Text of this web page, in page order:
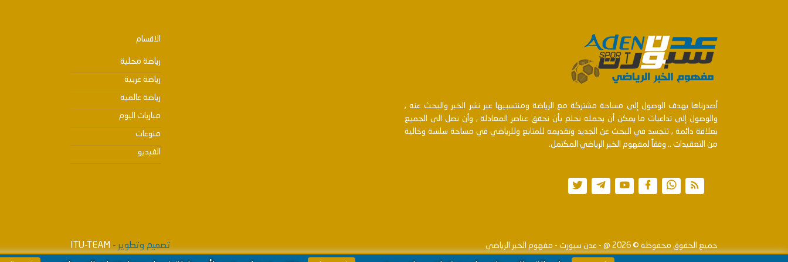
أصدرناها بهدف الوصول إلى مساحة مشتركة مع الرياضة ومنتسبيها عبر نشر الخبر والبحث عنه ,
والوصول إلى تداعيات ما يمكن أن يحمله نحلم بأن نحقق عناصر المعادلة , وأن نصل الى الجميع
بعلاقة دائمة , تتجسد في البحث عن الجديد وتقديمه للمتابع وللرياضي في مساحة سلسة وخالية
من التعقيدات .. وفقاً لمفهوم الخبر الرياضي المكتمل.
الاقسام
رياضة محلية
رياضة عربية
رياضة عالمية
مباريات اليوم
منوعات
الفيديو
جميع الحقوق محفوظة © 2026 @ - عدن سبورت - مفهوم الخبر الرياضي تصميم وتطوير - ITU-TEAM